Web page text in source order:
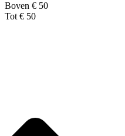
Boven € 50
Tot € 50